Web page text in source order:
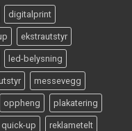
digitalprint
ekstrautstyr
led-belysning
messevegg
oppheng plakatering
quick-up reklametelt